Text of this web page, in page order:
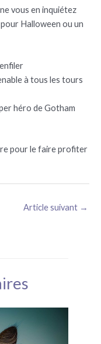
vous en inquiétez
pour Halloween ou un
à tous les tours
héro de Gotham
pour le faire profiter
Article suivant →